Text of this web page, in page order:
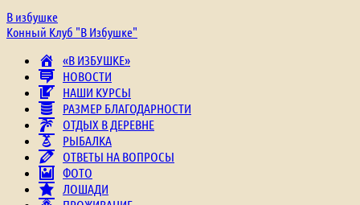
В избушке
Конный Клуб "В Избушке"
«В ИЗБУШКЕ»
НОВОСТИ
НАШИ КУРСЫ
РАЗМЕР БЛАГОДАРНОСТИ
ОТДЫХ В ДЕРЕВНЕ
РЫБАЛКА
ОТВЕТЫ НА ВОПРОСЫ
ФОТО
ЛОШАДИ